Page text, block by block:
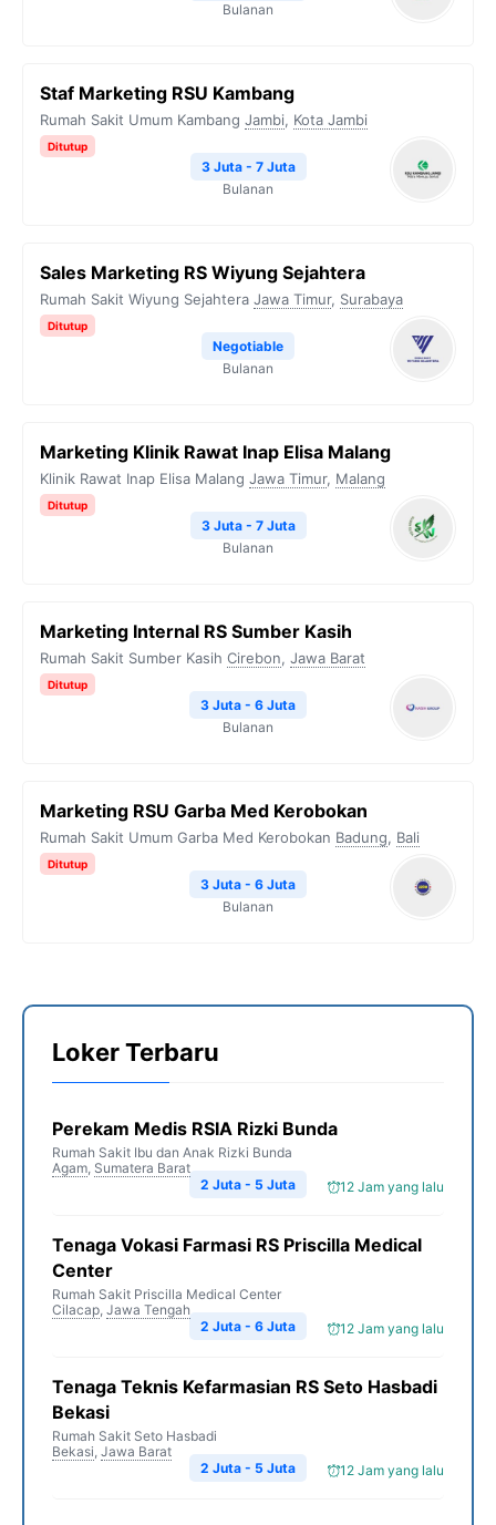
Bulanan
Staf Marketing RSU Kambang
Rumah Sakit Umum Kambang Jambi, Kota Jambi
Ditutup
3 Juta - 7 Juta
Bulanan
Sales Marketing RS Wiyung Sejahtera
Rumah Sakit Wiyung Sejahtera Jawa Timur, Surabaya
Ditutup
Negotiable
Bulanan
Marketing Klinik Rawat Inap Elisa Malang
Klinik Rawat Inap Elisa Malang Jawa Timur, Malang
Ditutup
3 Juta - 7 Juta
Bulanan
Marketing Internal RS Sumber Kasih
Rumah Sakit Sumber Kasih Cirebon, Jawa Barat
Ditutup
3 Juta - 6 Juta
Bulanan
Marketing RSU Garba Med Kerobokan
Rumah Sakit Umum Garba Med Kerobokan Badung, Bali
Ditutup
3 Juta - 6 Juta
Bulanan
Loker Terbaru
Perekam Medis RSIA Rizki Bunda
Rumah Sakit Ibu dan Anak Rizki Bunda
Agam, Sumatera Barat
12 Jam yang lalu
2 Juta - 5 Juta
Tenaga Vokasi Farmasi RS Priscilla Medical
Center
Rumah Sakit Priscilla Medical Center
Cilacap, Jawa Tengah
12 Jam yang lalu
2 Juta - 6 Juta
Tenaga Teknis Kefarmasian RS Seto Hasbadi
Bekasi
Rumah Sakit Seto Hasbadi
Bekasi, Jawa Barat
12 Jam yang lalu
2 Juta - 5 Juta